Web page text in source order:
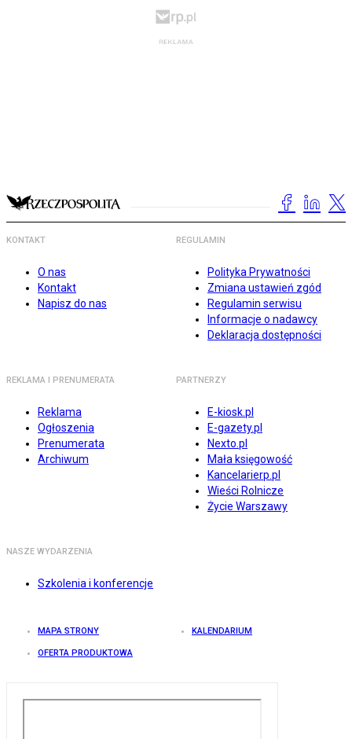
KONTAKT
O nas
Kontakt
Napisz do nas
REGULAMIN
Polityka Prywatności
Zmiana ustawień zgód
Regulamin serwisu
Informacje o nadawcy
Deklaracja dostępności
REKLAMA I PRENUMERATA
Reklama
Ogłoszenia
Prenumerata
Archiwum
PARTNERZY
E-kiosk.pl
E-gazety.pl
Nexto.pl
Mała księgowość
Kancelarierp.pl
Wieści Rolnicze
Życie Warszawy
NASZE WYDARZENIA
Szkolenia i konferencje
MAPA STRONY KALENDARIUM
OFERTA PRODUKTOWA